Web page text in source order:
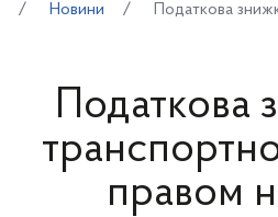
Новини Податкова
Податкова
правом